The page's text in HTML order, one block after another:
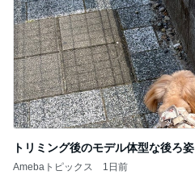
トリミング後のモデル体型な後ろ姿
Amebaトピックス 1日前